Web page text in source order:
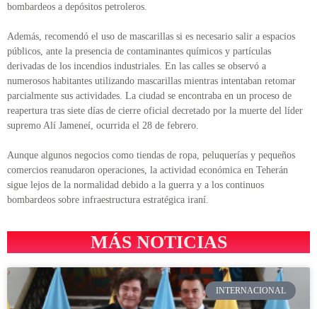
bombardeos a depósitos petroleros.
Además, recomendó el uso de mascarillas si es necesario salir a espacios
públicos, ante la presencia de contaminantes químicos y partículas
derivadas de los incendios industriales. En las calles se observó a
numerosos habitantes utilizando mascarillas mientras intentaban retomar
parcialmente sus actividades. La ciudad se encontraba en un proceso de
reapertura tras siete días de cierre oficial decretado por la muerte del líder
supremo Alí Jameneí, ocurrida el 28 de febrero.
Aunque algunos negocios como tiendas de ropa, peluquerías y pequeños
comercios reanudaron operaciones, la actividad económica en Teherán
sigue lejos de la normalidad debido a la guerra y a los continuos
bombardeos sobre infraestructura estratégica iraní.
MÁS NOTICIAS
INTERNACIONAL